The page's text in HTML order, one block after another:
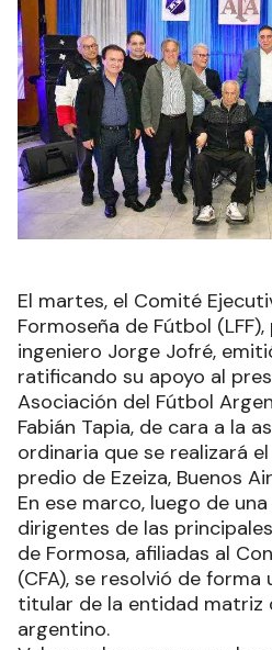
El martes, el Comité
Formoseña de Fútbol
ingeniero Jorge Jofré,
ratificando su apoyo al
Asociación del Fútbol
Fabián Tapia, de cara a la
ordinaria que se realizará
predio de Ezeiza, Buenos
En ese marco, luego de
dirigentes de las
de Formosa, afiliadas al
(CFA), se resolvió de forma
titular de la entidad matriz
argentino.